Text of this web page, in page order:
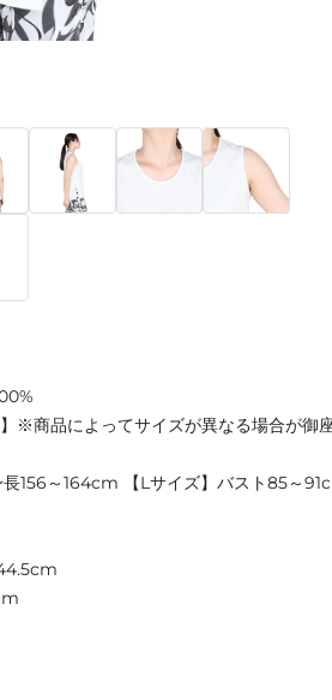
※商品によってサイズが異なる場合が御
156～164cm 【Lサイズ】バスト85～